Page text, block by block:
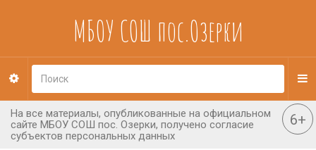
МБОУ СОШ пос.Озерки